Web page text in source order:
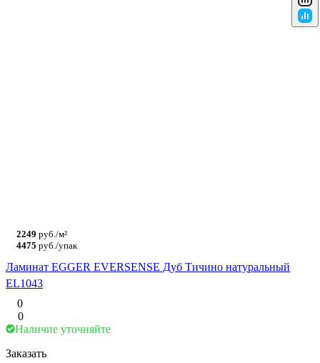
2249 руб./м²
4475 руб./упак
Ламинат EGGER EVERSENSE Дуб Тичино натуральный
EL1043
0
0
Наличие уточняйте
Заказать